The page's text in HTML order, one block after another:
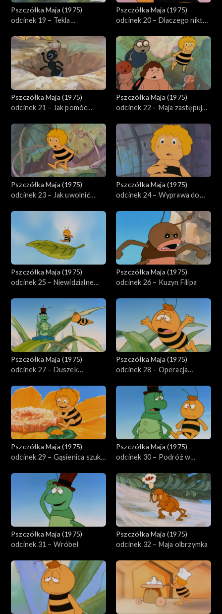
Pszczółka Maja (1975)
odcinek 19 – Tekla
Pszczółka Maja (1975)
odcinek 20 – Dlaczego nikt
Pszczółka Maja (1975)
odcinek 21 – Jak pomóc
Pszczółka Maja (1975)
odcinek 22 – Maja zastępuje
Pszczółka Maja (1975)
odcinek 23 – Jak uwolnić
Pszczółka Maja (1975)
odcinek 24 – Wyprawa do
Pszczółka Maja (1975)
odcinek 25 – Niewidzialne
Pszczółka Maja (1975)
odcinek 26 – Kuzyn Filipa
Pszczółka Maja (1975)
odcinek 27 – Duszek
Pszczółka Maja (1975)
odcinek 28 – Operacja
Pszczółka Maja (1975)
odcinek 29 – Gąsienica szuka
Pszczółka Maja (1975)
odcinek 30 – Podróż w
Pszczółka Maja (1975)
odcinek 31 – Wróbel
Pszczółka Maja (1975)
odcinek 32 – Maja olbrzymka